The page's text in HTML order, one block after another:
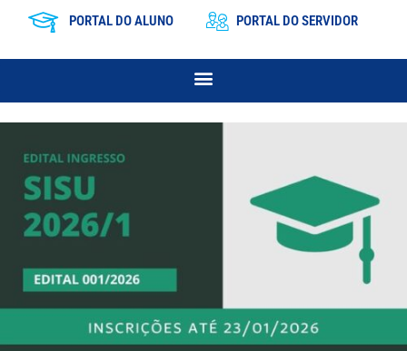
PORTAL DO ALUNO PORTAL DO SERVIDOR